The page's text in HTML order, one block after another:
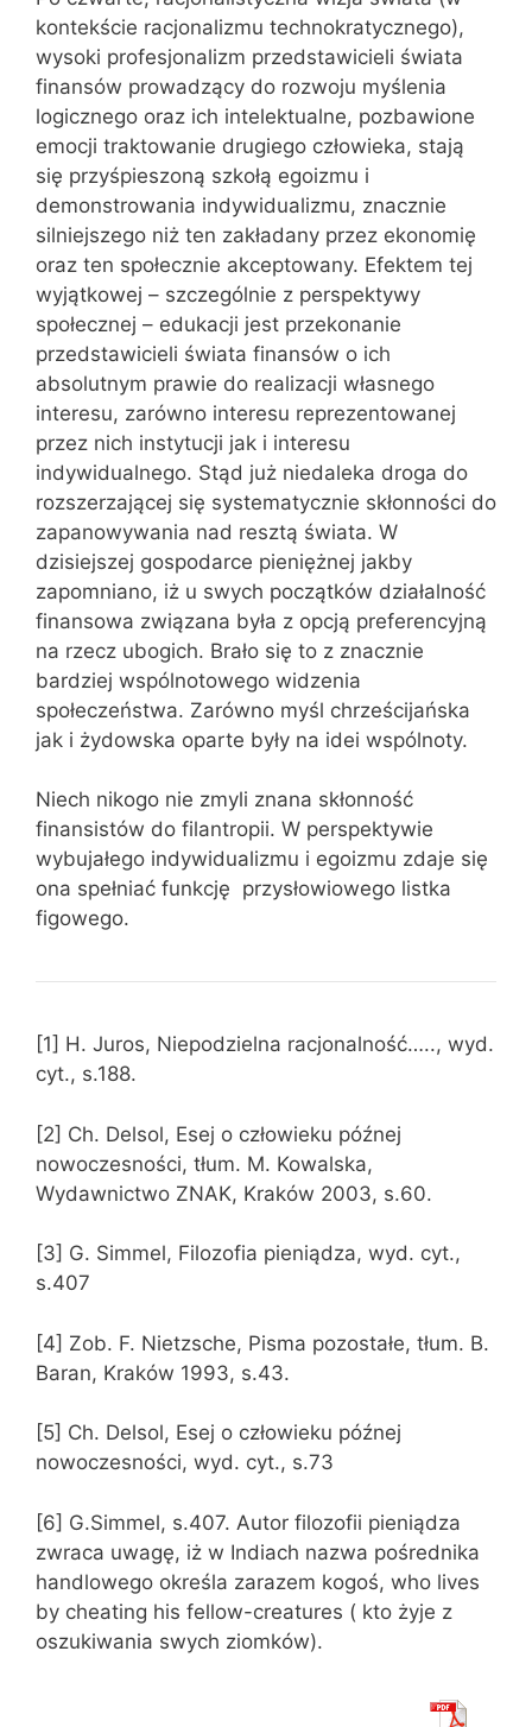
kontekście racjonalizmu technokratycznego),
wysoki profesjonalizm przedstawicieli świata
finansów prowadzący do rozwoju myślenia
logicznego oraz ich intelektualne, pozbawione
emocji traktowanie drugiego człowieka, stają
się przyśpieszoną szkołą egoizmu i
demonstrowania indywidualizmu, znacznie
silniejszego niż ten zakładany przez ekonomię
oraz ten społecznie akceptowany. Efektem tej
wyjątkowej – szczególnie z perspektywy
społecznej – edukacji jest przekonanie
przedstawicieli świata finansów o ich
absolutnym prawie do realizacji własnego
interesu, zarówno interesu reprezentowanej
przez nich instytucji jak i interesu
indywidualnego. Stąd już niedaleka droga do
rozszerzającej się systematycznie skłonności do
zapanowywania nad resztą świata. W
dzisiejszej gospodarce pieniężnej jakby
zapomniano, iż u swych początków działalność
finansowa związana była z opcją preferencyjną
na rzecz ubogich. Brało się to z znacznie
bardziej wspólnotowego widzenia
społeczeństwa. Zarówno myśl chrześcijańska
jak i żydowska oparte były na idei wspólnoty.
Niech nikogo nie zmyli znana skłonność
finansistów do filantropii. W perspektywie
wybujałego indywidualizmu i egoizmu zdaje się
ona spełniać funkcję przysłowiowego listka
figowego.
[1] H. Juros, Niepodzielna racjonalność….., wyd.
cyt., s.188.
[2] Ch. Delsol, Esej o człowieku późnej
nowoczesności, tłum. M. Kowalska,
Wydawnictwo ZNAK, Kraków 2003, s.60.
[3] G. Simmel, Filozofia pieniądza, wyd. cyt.,
s.407
[4] Zob. F. Nietzsche, Pisma pozostałe, tłum. B.
Baran, Kraków 1993, s.43.
[5] Ch. Delsol, Esej o człowieku późnej
nowoczesności, wyd. cyt., s.73
[6] G.Simmel, s.407. Autor filozofii pieniądza
zwraca uwagę, iż w Indiach nazwa pośrednika
handlowego określa zarazem kogoś, who lives
by cheating his fellow-creatures ( kto żyje z
oszukiwania swych ziomków).